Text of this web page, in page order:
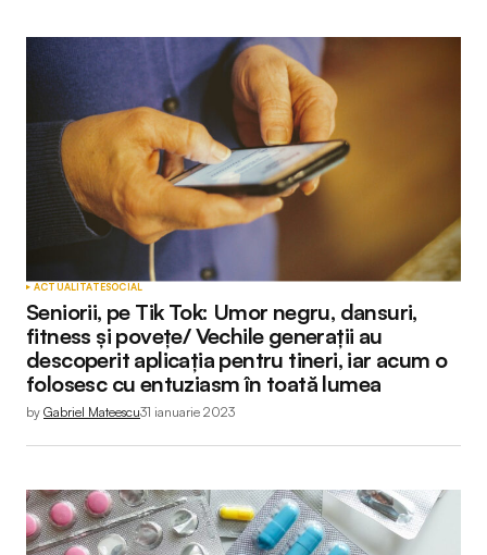
ACTUALITATESOCIAL
Seniorii, pe Tik Tok: Umor negru, dansuri,
fitness și povețe/ Vechile generații au
descoperit aplicația pentru tineri, iar acum o
folosesc cu entuziasm în toată lumea
by Gabriel Mateescu31 ianuarie 2023